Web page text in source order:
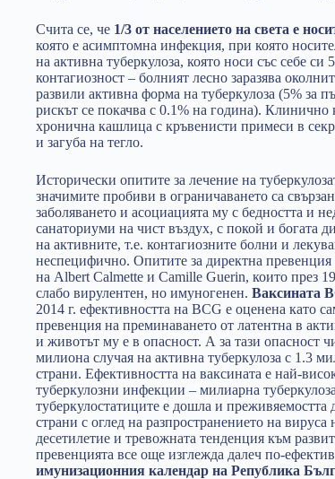
Счита се, че 1/3 от населението на света е
която е асимптомна инфекция, при която
на активна туберкулоза, която носи със себе си
контагиозност – болният лесно заразява
развили активна форма на туберкулоза (5% за
рискът се покачва с 0.1% на година). Клинично
хронична кашлица с кръвенисти примеси в
и загуба на тегло.
Исторически опитите за лечение на
значимите пробиви в ограничаването са
заболяването и асоциацията му с бедността и
санаториуми на чист въздух, с покой и богата
на активните, т.е. контагиозните болни и
неспецифично. Опитите за директна превенция
на Albert Calmette и Camille Guerin, които през
слабо вирулентен, но имуногенен. Ваксината
2014 г. ефективността на BCG е оценена като
превенция на преминаването от латентна в
и животът му е в опасност. А за тази опасност
милиона случая на активна туберкулоза с 1.3
страни. Ефективността на ваксината е най-
туберкулозни инфекции – милиарна
туберкулостатиците е дошла и преживяемостта
страни с оглед на разпространението на
десетилетие и тревожната тенденция към
превенцията все още изглежда далеч по-
имунизационния календар на Република